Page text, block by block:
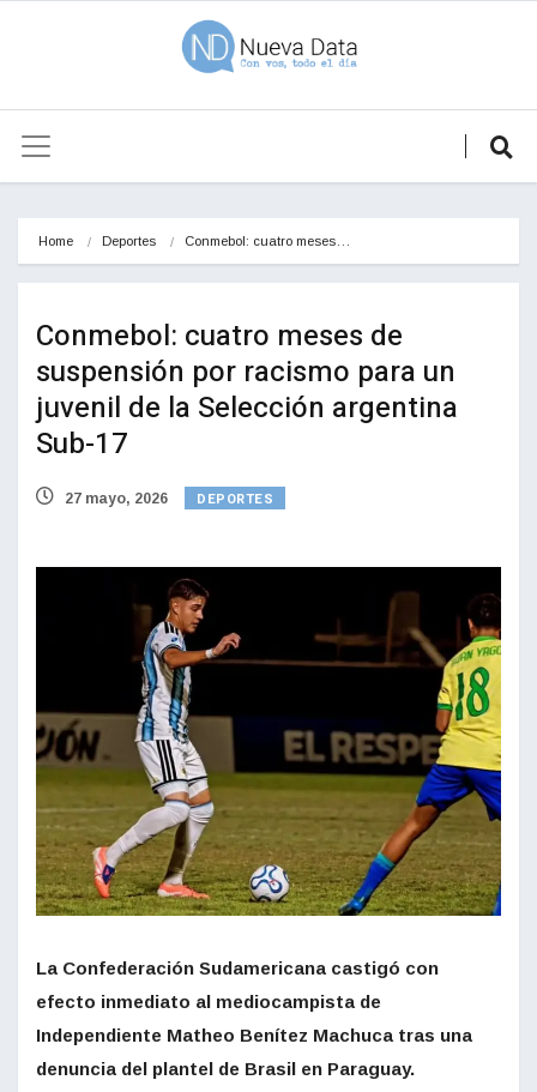
Home Deportes Conmebol: cuatro meses…
Conmebol: cuatro meses de
suspensión por racismo para un
juvenil de la Selección argentina
Sub-17
27 mayo, 2026 DEPORTES
La Confederación Sudamericana castigó con
efecto inmediato al mediocampista de
Independiente Matheo Benítez Machuca tras una
denuncia del plantel de Brasil en Paraguay.